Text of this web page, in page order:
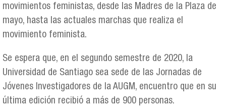
movimientos feministas, desde las Madres de la Plaza de
mayo, hasta las actuales marchas que realiza el
movimiento feminista.
Se espera que, en el segundo semestre de 2020, la
Universidad de Santiago sea sede de las Jornadas de
Jóvenes Investigadores de la AUGM, encuentro que en su
última edición recibió a más de 900 personas.